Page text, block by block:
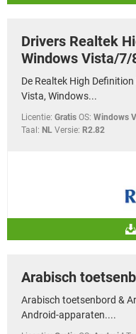
Drivers Realtek
Windows Vista/7/
De Realtek High
Vista, Windows...
Licentie: Gratis OS: Windows
Taal: NL Versie: R2.82
Arabisch
Arabisch toetsenbord &
Android-apparaten....